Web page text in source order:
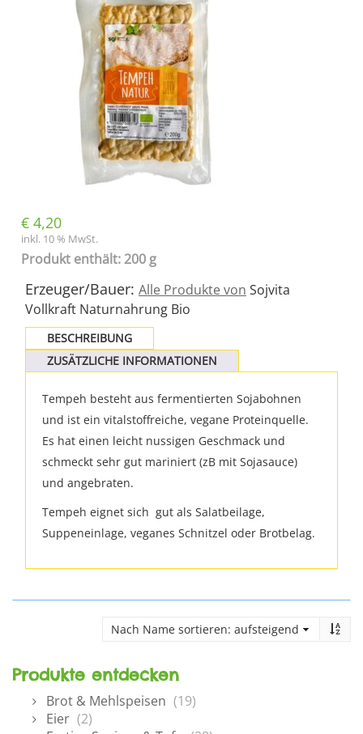
€ 4,20
inkl. 10 % MwSt.
Produkt enthält: 200 g
Erzeuger/Bauer: Alle Produkte von Sojvita
Vollkraft Naturnahrung Bio
BESCHREIBUNG
ZUSÄTZLICHE INFORMATIONEN
Tempeh besteht aus fermentierten Sojabohnen
und ist ein vitalstoffreiche, vegane Proteinquelle.
Es hat einen leicht nussigen Geschmack und
schmeckt sehr gut mariniert (zB mit Sojasauce)
und angebraten.
Tempeh eignet sich gut als Salatbeilage,
Suppeneinlage, veganes Schnitzel oder Brotbelag.
Produkte entdecken
Brot & Mehlspeisen (19)
Eier (2)